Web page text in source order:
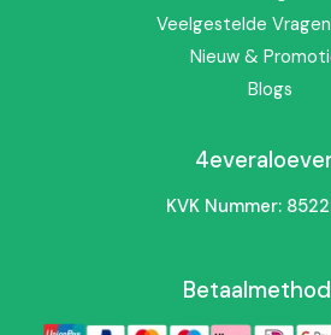
met plantenextracten zoals gember
goed bij een bewuste routine met
Bekijk ook onze
Veelgestelde
Nieuw &
Blogs
KVK Nummer: